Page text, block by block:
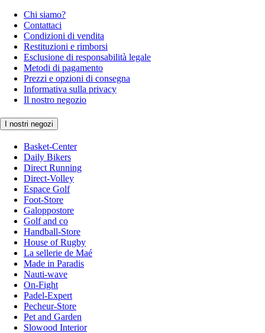
Chi siamo?
Contattaci
Condizioni di vendita
Restituzioni e rimborsi
Esclusione di responsabilità legale
Metodi di pagamento
Prezzi e opzioni di consegna
Informativa sulla privacy
Il nostro negozio
I nostri negozi
Basket-Center
Daily Bikers
Direct Running
Direct-Volley
Espace Golf
Foot-Store
Galoppostore
Golf and co
Handball-Store
House of Rugby
La sellerie de Maé
Made in Paradis
Nauti-wave
On-Fight
Padel-Expert
Pecheur-Store
Pet and Garden
Slowood Interior